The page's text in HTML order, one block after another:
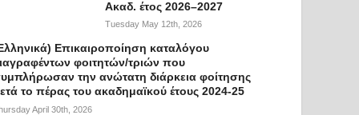
Ακαδ. έτος 2026–2027
Tuesday May 12th, 2026
Επικαιροποίηση καταλόγου
φοιτητών/τριών που
την ανώτατη διάρκεια φοίτησης
το πέρας του ακαδημαϊκού έτους 2024-25
April 30th, 2026